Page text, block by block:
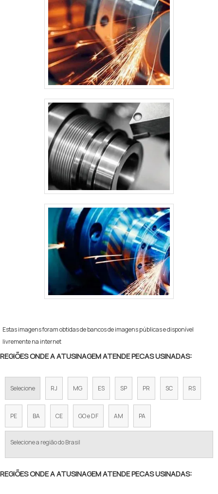
ALUMÍNIO DE QUALIDADE E CONFIANÇA Por fim, o
tratamento é seguro e eficiente, especialmente por
aumentar a vida útil do produto, de modo que ele não
sofra com intempéries e demais agentes prejudiciais.
Para saber mais detalhes sobre o tratamento de
superfície, entre em contato agora mesmo com uma
das melhores do ramo e solicite um orçamento! Não
perca mais tempo e aproveite as condições especiais
para pagamento!
Estas imagens foram obtidas de bancos de imagens públicas e disponível
livremente na internet
REGIÕES ONDE A ATUSINAGEM ATENDE PECAS USINADAS:
Selecione RJ MG ES SP PR SC RS
PE BA CE GO e DF AM PA
Selecione a região do Brasil
REGIÕES ONDE A ATUSINAGEM ATENDE PECAS USINADAS: